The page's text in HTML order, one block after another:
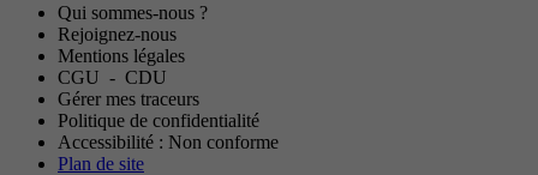
Qui sommes-nous ?
Rejoignez-nous
Mentions légales
CGU - CDU
Gérer mes traceurs
Politique de confidentialité
Accessibilité : Non conforme
Plan de site